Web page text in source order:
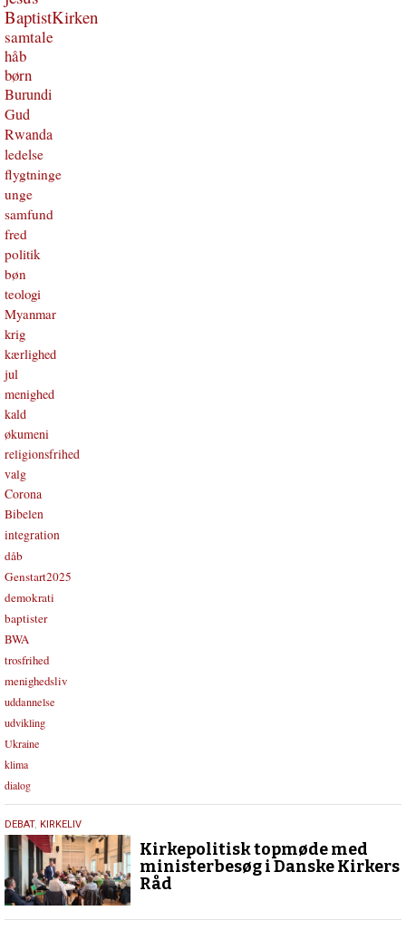
BaptistKirken
samtale
håb
børn
Burundi
Gud
Rwanda
ledelse
flygtninge
unge
samfund
fred
politik
bøn
teologi
Myanmar
krig
kærlighed
jul
menighed
kald
økumeni
religionsfrihed
valg
Corona
Bibelen
integration
dåb
Genstart2025
demokrati
baptister
BWA
trosfrihed
menighedsliv
uddannelse
udvikling
Ukraine
klima
dialog
1.
juni
2024
DEBAT, KIRKELIV
Kirkepolitisk topmøde med
ministerbesøg i Danske Kirkers
Råd